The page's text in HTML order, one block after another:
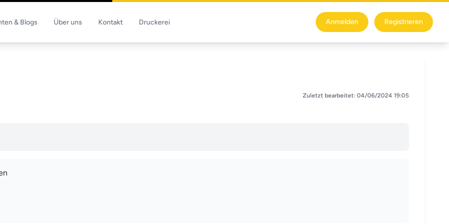
& Blogs Über uns Kontakt Druckerei Anmelden Registrieren
Zuletzt bearbeitet: 04/06/2024 19:05